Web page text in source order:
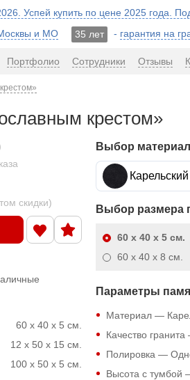
Успей купить по цене 2025 года.
и МО 35 лет - гарантия на
Портфолио Сотрудники Отзывы
крестом»
скидки)
60 x 40 x 5 см.
12 x 50 x 15 см.
100 x 50 x 5 см.
Выбор
Выбор размера
60 x 40 x 5см.
60 x 40 x 8 см.
Параметры
Материал —
Качество
Полировка —
Высота с тумбой